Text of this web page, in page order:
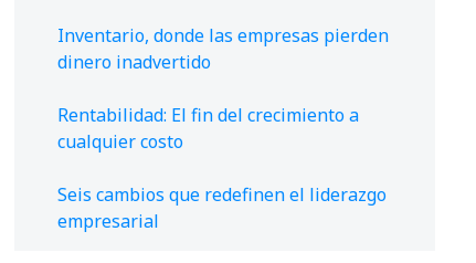
Inventario, donde las empresas pierden
dinero inadvertido
Rentabilidad: El fin del crecimiento a
cualquier costo
Seis cambios que redefinen el liderazgo
empresarial